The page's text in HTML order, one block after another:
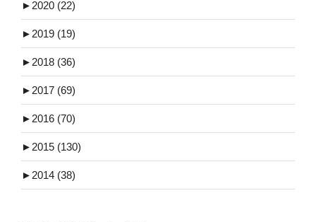
► 2020 (22)
► 2019 (19)
► 2018 (36)
► 2017 (69)
► 2016 (70)
► 2015 (130)
► 2014 (38)